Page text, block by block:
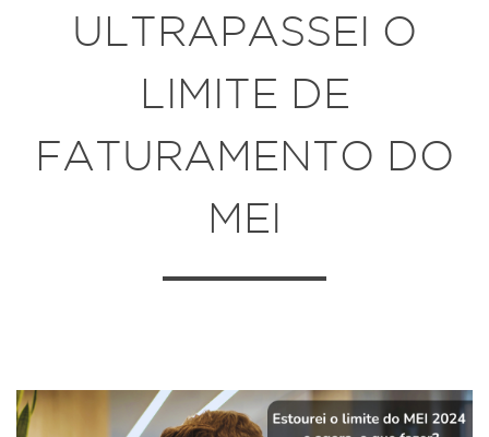
ULTRAPASSEI O
LIMITE DE
FATURAMENTO DO
MEI